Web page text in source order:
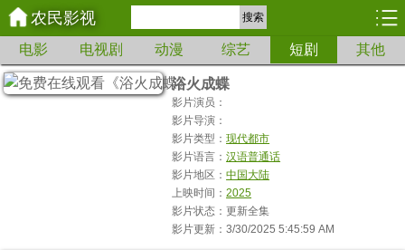
农民影视 搜索
电影 电视剧 动漫 综艺 短剧 其他
浴火成蝶
影片演员：
影片导演：
影片类型：现代都市
影片语言：汉语普通话
影片地区：中国大陆
上映时间：2025
影片状态：更新全集
影片更新：3/30/2025 5:45:59 AM